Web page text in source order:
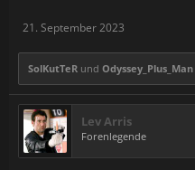
21. September 2023
SolKutTeR und Odyssey_Plus_Man
Lev Arris
Forenlegende